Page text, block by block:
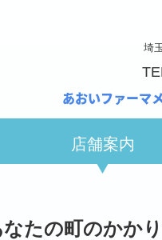
埼
あおいファーマ
店舗案内
なたの町のかか